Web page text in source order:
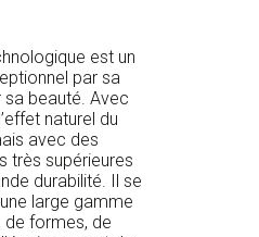
est un
par sa
sa beauté. Avec
naturel du
avec des
très supérieures
durabilité. Il se
large gamme
de formes, de